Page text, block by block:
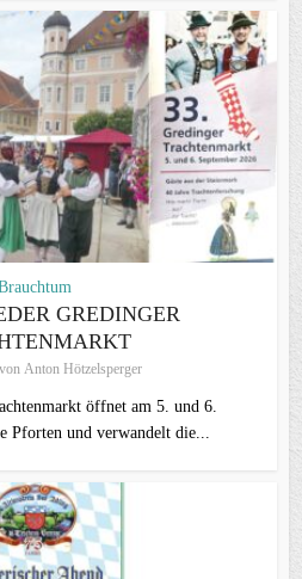
GREDINGER
von Anton Hötzelsperger
öffnet am 5. und 6.
Pforten und verwandelt die...